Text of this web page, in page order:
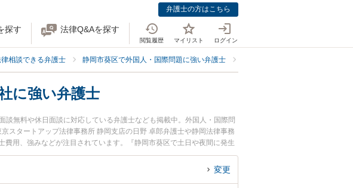
弁護士の方はこちら
探す 法律Q&Aを探す
閲覧履歴 マイリスト ログイン
相談できる弁護士 静岡市葵区で外国人・国際問題に強い弁護士
に強い弁護士
無料や休日面談に対応している弁護士なども掲載中。外国人・国際問
スタートアップ法律事務所 静岡支店の日野 卓郎弁護士や静岡法律事務
用、強みなどが注目されています。『静岡市葵区で土日や夜間に発生
遣している経営者・会社のトラブル解決の実績豊富な近くの弁護士を検
士に相談予約したい』などでお困りの相談者さんにおすすめです。
変更